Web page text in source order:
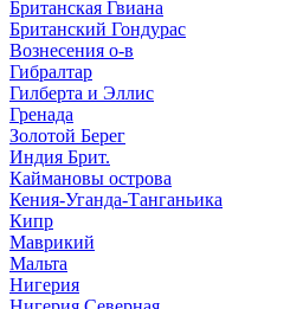
Британская Гвиана
Британский Гондурас
Вознесения о-в
Гибралтар
Гилберта и Эллис
Гренада
Золотой Берег
Индия Брит.
Каймановы острова
Кения-Уганда-Танганьика
Кипр
Маврикий
Мальта
Нигерия